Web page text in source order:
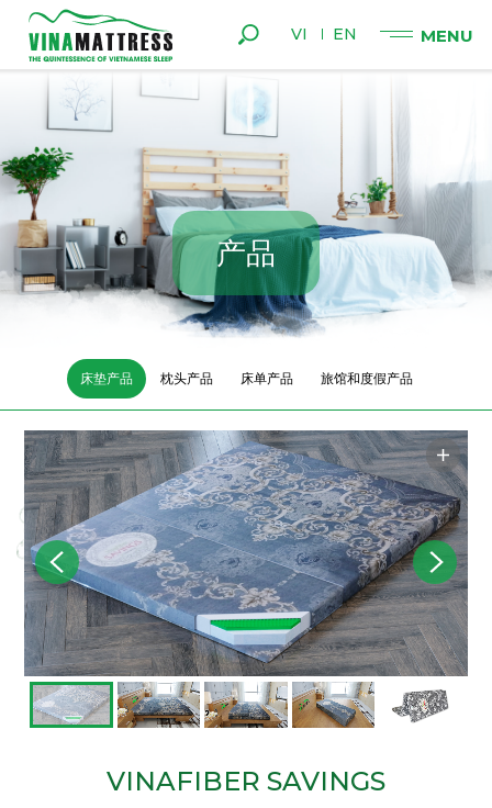
VI EN
产品
床垫产品 枕头产品 床单产品 旅馆和度假产品
VINAFIBER SAVINGS